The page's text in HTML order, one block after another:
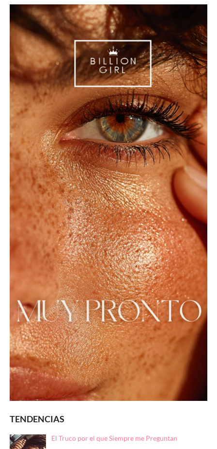
TENDENCIAS
El Truco por el que Siempre me Preguntan